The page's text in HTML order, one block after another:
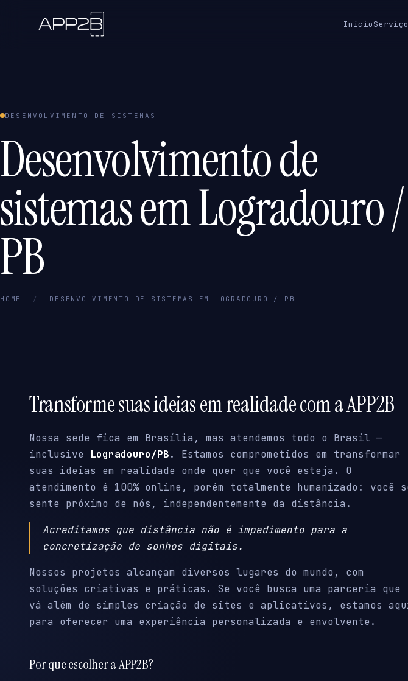
Início
DESENVOLVIMENTO DE SISTEMAS
Desenvolvimento de
sistemas em Logradouro /
PB
HOME / DESENVOLVIMENTO DE SISTEMAS EM LOGRADOURO / PB
Transforme suas ideias em realidade com a APP2B
Nossa sede fica em Brasília, mas atendemos todo o Brasil —
inclusive Logradouro/PB. Estamos comprometidos em transformar
suas ideias em realidade onde quer que você esteja. O
atendimento é 100% online, porém totalmente humanizado: você
sente próximo de nós, independentemente da distância.
Acreditamos que distância não é impedimento para a
concretização de sonhos digitais.
Nossos projetos alcançam diversos lugares do mundo, com
soluções criativas e práticas. Se você busca uma parceria que
vá além de simples criação de sites e aplicativos, estamos
para oferecer uma experiência personalizada e envolvente.
Por que escolher a APP2B?